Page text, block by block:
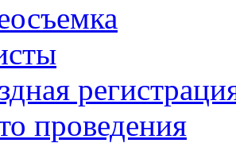
проведения